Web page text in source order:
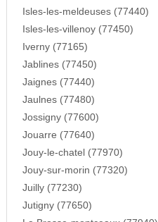
Isles-les-meldeuses (77440)
Isles-les-villenoy (77450)
Iverny (77165)
Jablines (77450)
Jaignes (77440)
Jaulnes (77480)
Jossigny (77600)
Jouarre (77640)
Jouy-le-chatel (77970)
Jouy-sur-morin (77320)
Juilly (77230)
Jutigny (77650)